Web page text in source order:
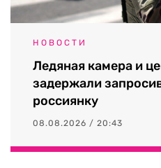
НОВОСТИ
Ледяная камера и
задержали
россиянку
08.08.2026 / 20:43